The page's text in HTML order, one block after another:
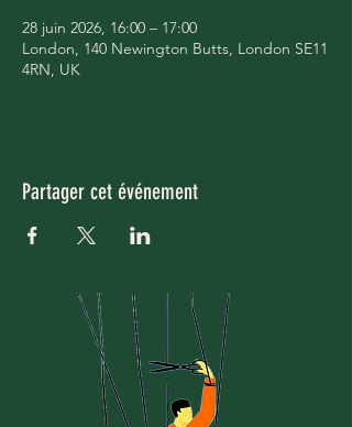
28 juin 2026, 16:00 – 17:00
London, 140 Newington Butts, London SE11
4RN, UK
Partager cet événement